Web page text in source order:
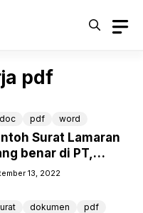
pdf
doc pdf word
Surat Lamaran
benar di PT,
Guru, Bank untuk
13, 2022
dokumen
pdf